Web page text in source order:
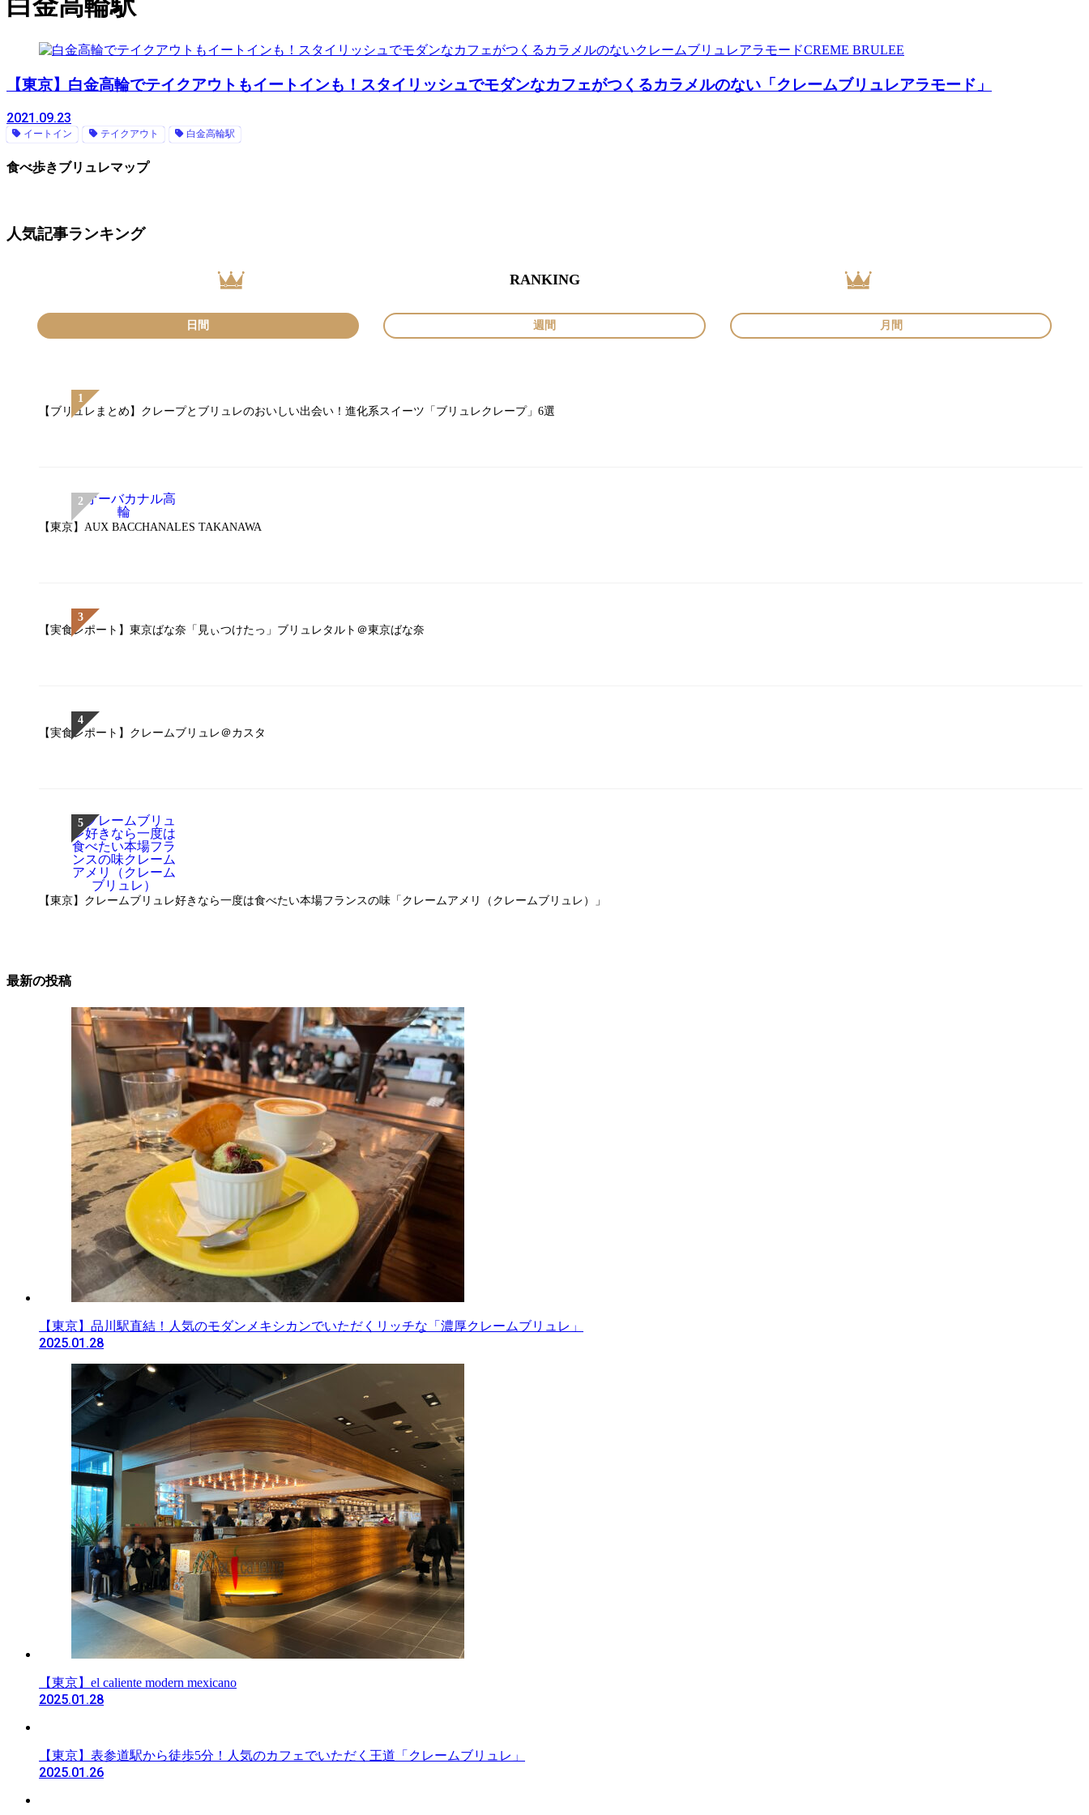
白金高輪駅
CREME BRULEE
【東京】白金高輪でテイクアウトもイートインも！スタイリッシュでモダンなカフェがつくるカラメルのない「クレームブリュレアラモード」
2021.09.23
イートイン テイクアウト 白金高輪駅
食べ歩きブリュレマップ
人気記事ランキング
RANKING
日間 週間 月間
【ブリュレまとめ】クレープとブリュレのおいしい出会い！進化系スイーツ「ブリュレクレープ」6選
【東京】AUX BACCHANALES TAKANAWA
【実食レポート】東京ばな奈「見ぃつけたっ」ブリュレタルト＠東京ばな奈
【実食レポート】クレームブリュレ＠カスタ
【東京】クレームブリュレ好きなら一度は食べたい本場フランスの味「クレームアメリ（クレームブリュレ）」
最新の投稿
【東京】品川駅直結！人気のモダンメキシカンでいただくリッチな「濃厚クレームブリュレ」
2025.01.28
【東京】el caliente modern mexicano
2025.01.28
【東京】表参道駅から徒歩5分！人気のカフェでいただく王道「クレームブリュレ」
2025.01.26